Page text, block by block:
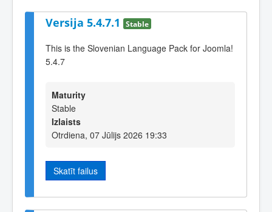
Versija 5.4.7.1 Stable
This is the Slovenian Language Pack for Joomla!
5.4.7
Maturity
Stable
Izlaists
Otrdiena, 07 Jūlijs 2026 19:33
Skatīt failus